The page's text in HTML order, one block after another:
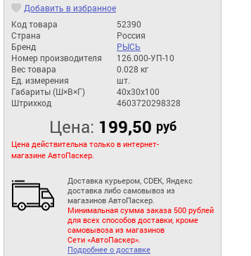
Добавить в избранное
Код товара
52390
Страна
Россия
Бренд
РЫСЬ
Номер производителя
126.000-УП-10
Вес товара
0.028 кг
Ед. измерения
шт.
Габариты (Ш×В×Г)
40x30x100
Штрихкод
4603720298328
Цена: 199,50 руб
Цена действительна только в интернет-
магазине АвтоПаскер.
Доставка курьером, CDEK, Яндекс
доставка либо самовывоз из
магазинов АвтоПаскер.
Минимальная сумма заказа 500 рублей
для всех способов доставки, кроме
самовывоза из магазинов
Сети «АвтоПаскер».
Подробнее о доставке